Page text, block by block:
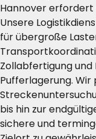
Hannover
Unsere
für übergroße
Zollabfertigung
Pufferlagerung.
bis hin zur
sichere und